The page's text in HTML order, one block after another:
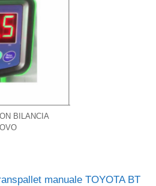
BILANCIA
manuale TOYOTA BT